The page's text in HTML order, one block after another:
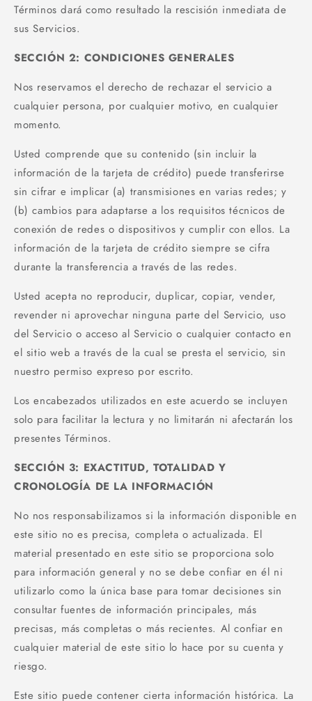
Términos dará como resultado la rescisión inmediata de
sus Servicios.
SECCIÓN 2: CONDICIONES GENERALES
Nos reservamos el derecho de rechazar el servicio a
cualquier persona, por cualquier motivo, en cualquier
momento.
Usted comprende que su contenido (sin incluir la
información de la tarjeta de crédito) puede transferirse
sin cifrar e implicar (a) transmisiones en varias redes; y
(b) cambios para adaptarse a los requisitos técnicos de
conexión de redes o dispositivos y cumplir con ellos. La
información de la tarjeta de crédito siempre se cifra
durante la transferencia a través de las redes.
Usted acepta no reproducir, duplicar, copiar, vender,
revender ni aprovechar ninguna parte del Servicio, uso
del Servicio o acceso al Servicio o cualquier contacto en
el sitio web a través de la cual se presta el servicio, sin
nuestro permiso expreso por escrito.
Los encabezados utilizados en este acuerdo se incluyen
solo para facilitar la lectura y no limitarán ni afectarán los
presentes Términos.
SECCIÓN 3: EXACTITUD, TOTALIDAD Y
CRONOLOGÍA DE LA INFORMACIÓN
No nos responsabilizamos si la información disponible en
este sitio no es precisa, completa o actualizada. El
material presentado en este sitio se proporciona solo
para información general y no se debe confiar en él ni
utilizarlo como la única base para tomar decisiones sin
consultar fuentes de información principales, más
precisas, más completas o más recientes. Al confiar en
cualquier material de este sitio lo hace por su cuenta y
riesgo.
Este sitio puede contener cierta información histórica. La